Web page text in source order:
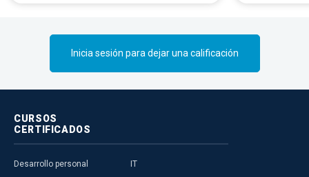
Inicia sesión para dejar una calificación
CURSOS
CERTIFICADOS
Desarrollo personal IT